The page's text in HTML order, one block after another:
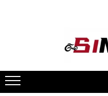
MOTOCICLETE & ATV
ECHIPAMENTE
Echipament Strada